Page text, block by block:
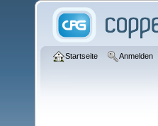
Startseite Anmelden